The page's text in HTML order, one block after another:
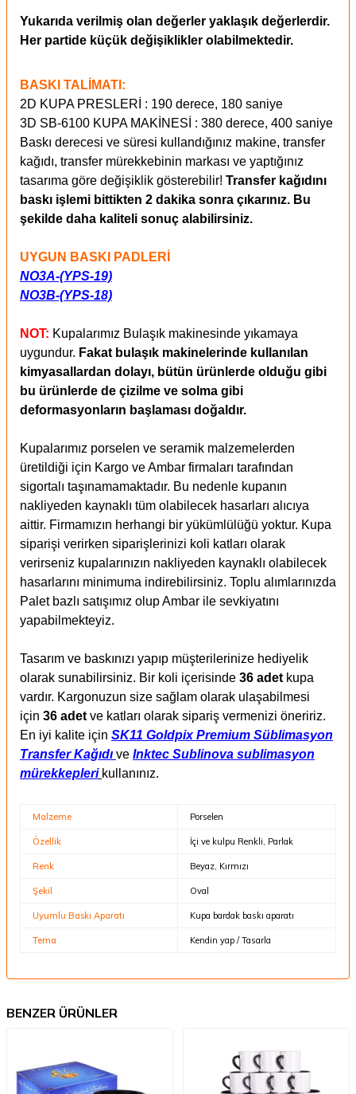
Yukarıda verilmiş olan değerler yaklaşık değerlerdir.
Her partide küçük değişiklikler olabilmektedir.
BASKI TALİMATI:
2D KUPA PRESLERİ : 190 derece, 180 saniye
3D SB-6100 KUPA MAKİNESİ : 380 derece, 400 saniye
Baskı derecesi ve süresi kullandığınız makine, transfer
kağıdı, transfer mürekkebinin markası ve yaptığınız
tasarıma göre değişiklik gösterebilir! Transfer kağıdını
baskı işlemi bittikten 2 dakika sonra çıkarınız. Bu
şekilde daha kaliteli sonuç alabilirsiniz.
UYGUN BASKI PADLERİ
NO3A-(YPS-19)
NO3B-(YPS-18)
NOT: Kupalarımız Bulaşık makinesinde yıkamaya
uygundur. Fakat bulaşık makinelerinde kullanılan
kimyasallardan dolayı, bütün ürünlerde olduğu gibi
bu ürünlerde de çizilme ve solma gibi
deformasyonların başlaması doğaldır.
Kupalarımız porselen ve seramik malzemelerden
üretildiği için Kargo ve Ambar firmaları tarafından
sigortalı taşınamamaktadır. Bu nedenle kupanın
nakliyeden kaynaklı tüm olabilecek hasarları alıcıya
aittir. Firmamızın herhangi bir yükümlülüğü yoktur. Kupa
siparişi verirken siparişlerinizi koli katları olarak
verirseniz kupalarınızın nakliyeden kaynaklı olabilecek
hasarlarını minimuma indirebilirsiniz. Toplu alımlarınızda
Palet bazlı satışımız olup Ambar ile sevkiyatını
yapabilmekteyiz.
Tasarım ve baskınızı yapıp müşterilerinize hediyelik
olarak sunabilirsiniz. Bir koli içerisinde 36 adet kupa
vardır. Kargonuzun size sağlam olarak ulaşabilmesi
için 36 adet ve katları olarak sipariş vermenizi öneririz.
En iyi kalite için SK11 Goldpix Premium Süblimasyon
Transfer Kağıdı ve Inktec Sublinova sublimasyon
mürekkepleri kullanınız.
Malzeme Porselen
Özellik İçi ve kulpu Renkli, Parlak
Renk Beyaz, Kırmızı
Şekil Oval
Uyumlu Baskı Aparatı Kupa bardak baskı aparatı
Tema Kendin yap / Tasarla
BENZER ÜRÜNLER